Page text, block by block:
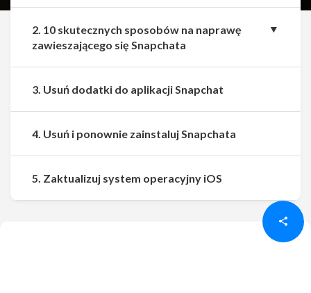
Udostępnij Udostępnij
2. 10 skutecznych sposobów na naprawę
zawieszającego się Snapchata
3. Usuń dodatki do aplikacji Snapchat
4. Usuń i ponownie zainstaluj Snapchata
5. Zaktualizuj system operacyjny iOS